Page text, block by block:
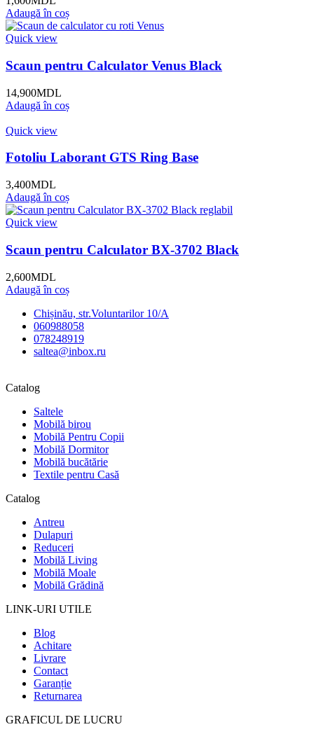
Adaugă în coș
Quick view
Scaun pentru Calculator Venus Black
14,900MDL
Adaugă în coș
Quick view
Fotoliu Laborant GTS Ring Base
3,400MDL
Adaugă în coș
Quick view
Scaun pentru Calculator BX-3702 Black
2,600MDL
Adaugă în coș
Chișinău, str.Voluntarilor 10/A
060988058
078248919
saltea@inbox.ru
Catalog
Saltele
Mobilă birou
Mobilă Pentru Copii
Mobilă Dormitor
Mobilă bucătărie
Textile pentru Casă
Catalog
Antreu
Dulapuri
Reduceri
Mobilă Living
Mobilă Moale
Mobilă Grădină
LINK-URI UTILE
Blog
Achitare
Livrare
Contact
Garanție
Returnarea
GRAFICUL DE LUCRU